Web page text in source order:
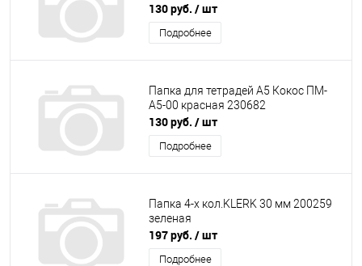
130 руб. / шт
Подробнее
Папка для тетрадей А5 Кокос ПМ-
А5-00 красная 230682
130 руб. / шт
Подробнее
Папка 4-х кол.KLERK 30 мм 200259
зеленая
197 руб. / шт
Подробнее